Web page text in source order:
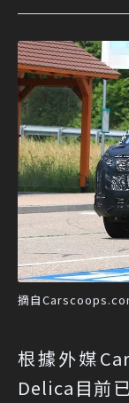
摘自
根據外媒
Delica目前